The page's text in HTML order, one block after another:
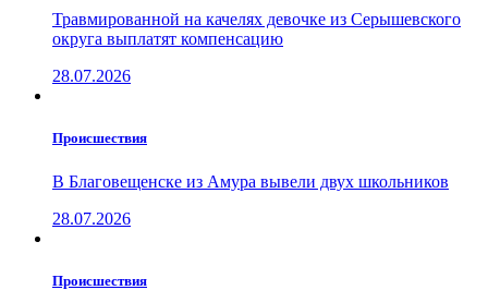
Травмированной на качелях девочке из Серышевского
округа выплатят компенсацию
28.07.2026
Проиcшествия
В Благовещенске из Амура вывели двух школьников
28.07.2026
Проиcшествия